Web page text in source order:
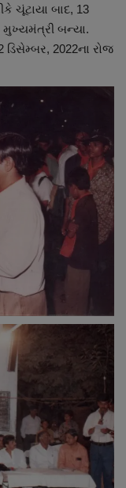
ચૂંટાયા બાદ, 13
મુખ્યમંત્રી બન્યા.
2022ના રોજ